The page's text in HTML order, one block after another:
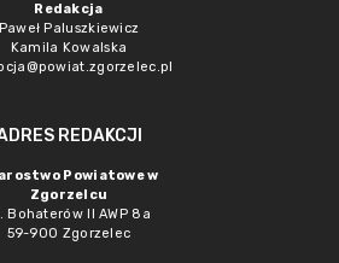
Redakcja
Paweł Paluszkiewicz
Kamila Kowalska
REDAKCJI
Powiatowe w
Zgorzelcu
Bohaterów II AWP 8a
59-900 Zgorzelec